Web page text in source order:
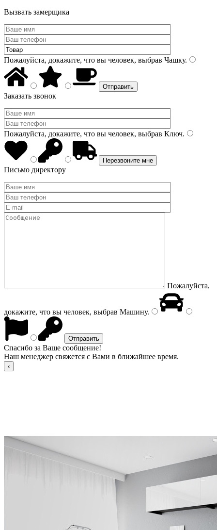
Вызвать замерщика
Пожалуйста, докажите, что вы человек, выбрав Чашку.
Заказать звонок
Пожалуйста, докажите, что вы человек, выбрав Ключ.
Письмо директору
Пожалуйста,
докажите, что вы человек, выбрав Машину.
Спасибо за Ваше сообщение!
Наш менеджер свяжется с Вами в ближайшее время.